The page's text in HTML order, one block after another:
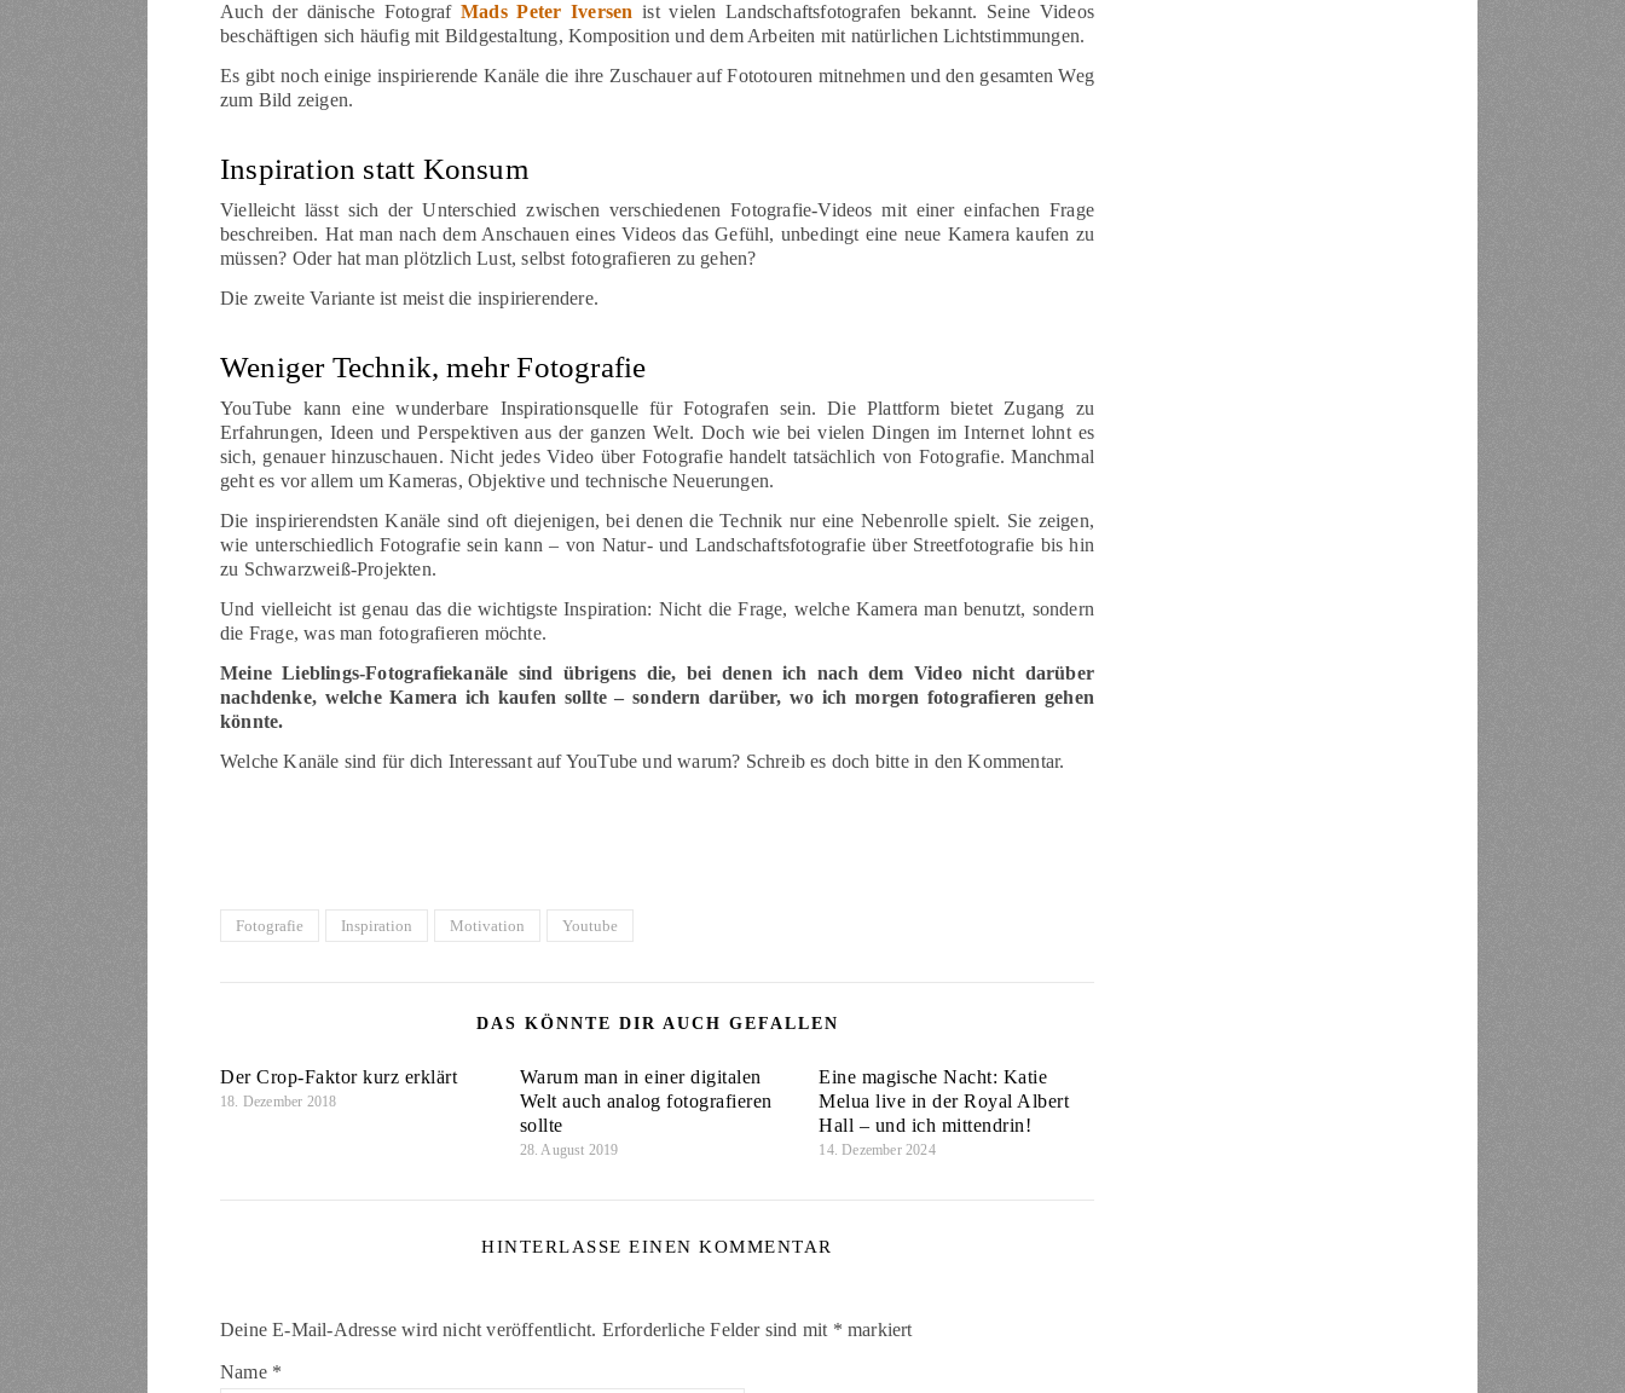
Auch der dänische FotografMads Peter Iversen ist vielen Landschaftsfotografen bekannt. Seine Videos
beschäftigen sich häufig mit Bildgestaltung, Komposition und dem Arbeiten mit natürlichen Lichtstimmungen.
Es gibt noch einige inspirierende Kanäle die ihre Zuschauer auf Fototouren mitnehmen und den gesamten Weg
zum Bild zeigen.
Inspiration statt Konsum
Vielleicht lässt sich der Unterschied zwischen verschiedenen Fotografie-Videos mit einer einfachen Frage
beschreiben. Hat man nach dem Anschauen eines Videos das Gefühl, unbedingt eine neue Kamera kaufen zu
müssen? Oder hat man plötzlich Lust, selbst fotografieren zu gehen?
Die zweite Variante ist meist die inspirierendere.
Weniger Technik, mehr Fotografie
YouTube kann eine wunderbare Inspirationsquelle für Fotografen sein. Die Plattform bietet Zugang zu
Erfahrungen, Ideen und Perspektiven aus der ganzen Welt. Doch wie bei vielen Dingen im Internet lohnt es
sich, genauer hinzuschauen. Nicht jedes Video über Fotografie handelt tatsächlich von Fotografie. Manchmal
geht es vor allem um Kameras, Objektive und technische Neuerungen.
Die inspirierendsten Kanäle sind oft diejenigen, bei denen die Technik nur eine Nebenrolle spielt. Sie zeigen,
wie unterschiedlich Fotografie sein kann – von Natur- und Landschaftsfotografie über Streetfotografie bis hin
zu Schwarzweiß-Projekten.
Und vielleicht ist genau das die wichtigste Inspiration: Nicht die Frage, welche Kamera man benutzt, sondern
die Frage, was man fotografieren möchte.
Meine Lieblings-Fotografiekanäle sind übrigens die, bei denen ich nach dem Video nicht darüber
nachdenke, welche Kamera ich kaufen sollte – sondern darüber, wo ich morgen fotografieren gehen
könnte.
Welche Kanäle sind für dich Interessant auf YouTube und warum? Schreib es doch bitte in den Kommentar.
Fotografie Inspiration Motivation Youtube
DAS KÖNNTE DIR AUCH GEFALLEN
Der Crop-Faktor kurz erklärt
18. Dezember 2018
Warum man in einer digitalen
Welt auch analog fotografieren
sollte
28. August 2019
Eine magische Nacht: Katie
Melua live in der Royal Albert
Hall – und ich mittendrin!
14. Dezember 2024
HINTERLASSE EINEN KOMMENTAR
Deine E-Mail-Adresse wird nicht veröffentlicht. Erforderliche Felder sind mit * markiert
Name *